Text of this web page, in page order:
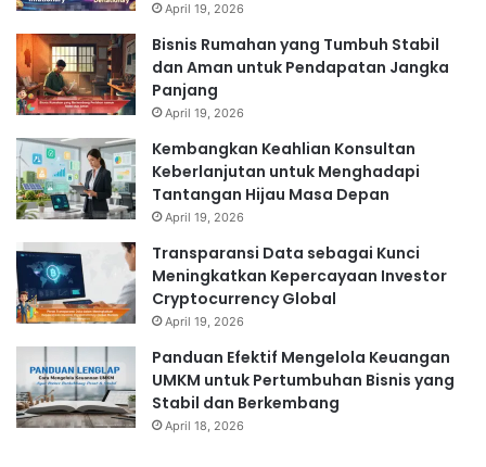
April 19, 2026
Bisnis Rumahan yang Tumbuh Stabil
dan Aman untuk Pendapatan Jangka
Panjang
April 19, 2026
Kembangkan Keahlian Konsultan
Keberlanjutan untuk Menghadapi
Tantangan Hijau Masa Depan
April 19, 2026
Transparansi Data sebagai Kunci
Meningkatkan Kepercayaan Investor
Cryptocurrency Global
April 19, 2026
Panduan Efektif Mengelola Keuangan
UMKM untuk Pertumbuhan Bisnis yang
Stabil dan Berkembang
April 18, 2026